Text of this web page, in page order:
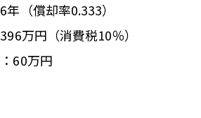
（償却率0.333）
万円（消費税10％）
60万円